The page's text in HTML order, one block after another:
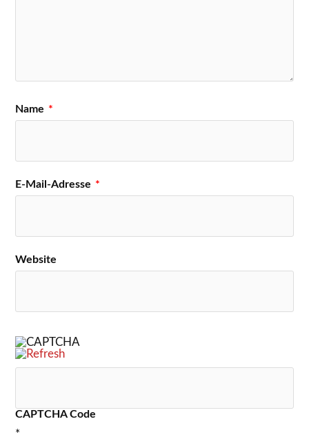
Name *
E-Mail-Adresse *
Website
CAPTCHA Code
*